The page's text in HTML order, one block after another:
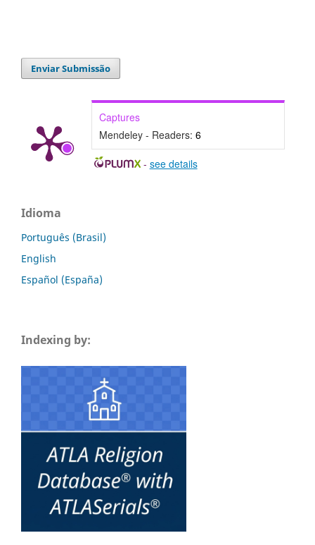
Enviar Submissão
Captures
Mendeley - Readers: 6
- see details
Idioma
Português (Brasil)
English
Español (España)
Indexing by: